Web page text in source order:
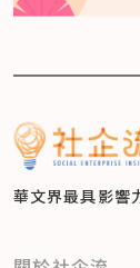
華文界最具影響